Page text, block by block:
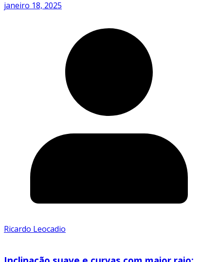
janeiro 18, 2025
Ricardo Leocadio